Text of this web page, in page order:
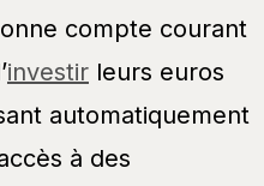
compte courant
investir leurs euros
automatiquement
à des